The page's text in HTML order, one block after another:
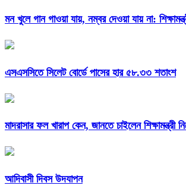
মন খুলে গান গাওয়া যায়, নম্বর দেওয়া যায় না:
এসএসসিতে সিলেট বোর্ডে পাসের হার ৫৮.৩৩ শতাংশ
মাদরাসার ফল খারাপ কেন, জানতে চাইলেন শিক্ষামন্ত্রী
আদিবাসী দিবস উদযাপন